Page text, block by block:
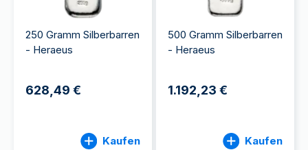
250 Gramm Silberbarren
- Heraeus
628,49 €
Kaufen
500 Gramm Silberbarren
- Heraeus
1.192,23 €
Kaufen